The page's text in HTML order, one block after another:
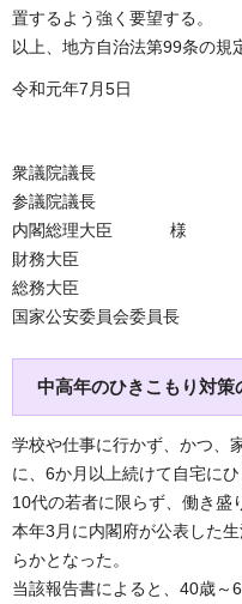
置するよう強く要望する。
以上、地方自治法第99条の規
令和元年7月5日
埼玉県議会
衆議院議長
参議院議長
内閣総理大臣 様
財務大臣
総務大臣
国家公安委員会委員長
中高年のひきこもり対
学校や仕事に行かず、かつ、
に、6か月以上続けて自宅に
10代の若者に限らず、働き盛
本年3月に内閣府が公表した
らかとなった。
当該報告書によると、40歳～